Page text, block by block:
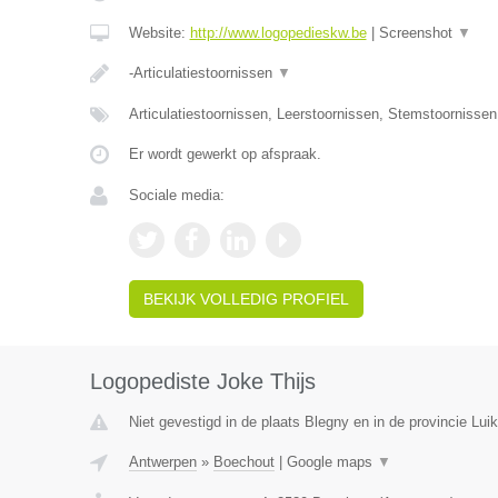
Website: http://www.logopedieskw.be| Screenshot ▼
-Articulatiestoornissen ▼
Articulatiestoornissen, Leerstoornissen,
Er wordt gewerkt op afspraak.
Sociale media:
BEKIJK VOLLEDIG PROFIEL
Logopediste Joke Thijs
Niet gevestigd in de plaats Blegny en in de provincie
Antwerpen» Boechout| Google maps ▼